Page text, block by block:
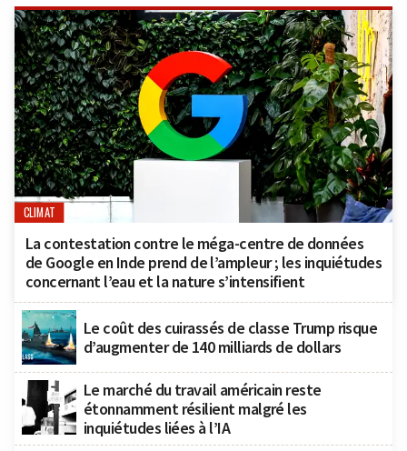
CLIMAT
La contestation contre le méga-centre de données
de Google en Inde prend de l’ampleur ; les inquiétudes
concernant l’eau et la nature s’intensifient
Le coût des cuirassés de classe Trump risque
d’augmenter de 140 milliards de dollars
Le marché du travail américain reste
étonnamment résilient malgré les
inquiétudes liées à l’IA